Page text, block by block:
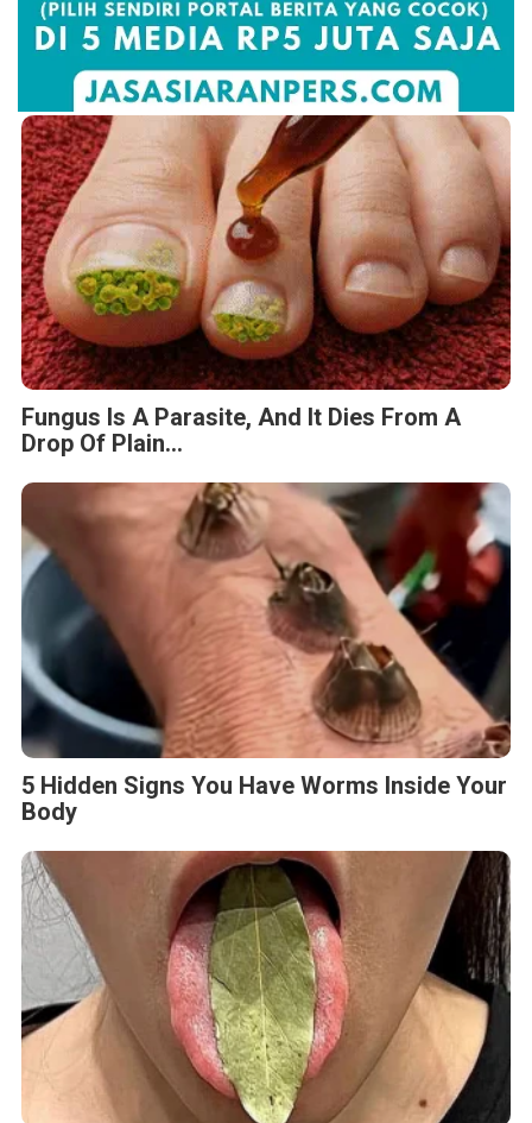
Fungus Is A Parasite, And It Dies From A
Drop Of Plain...
5 Hidden Signs You Have Worms Inside Your
Body